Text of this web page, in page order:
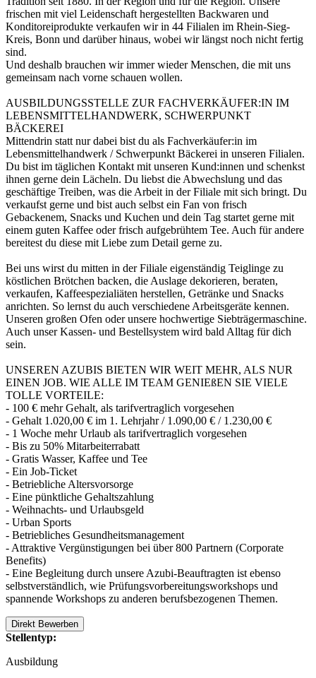
frischen mit viel Leidenschaft hergestellten Backwaren und
Konditoreiprodukte verkaufen wir in 44 Filialen im Rhein-Sieg-
Kreis, Bonn und darüber hinaus, wobei wir längst noch nicht fertig
sind.
Und deshalb brauchen wir immer wieder Menschen, die mit uns
gemeinsam nach vorne schauen wollen.
AUSBILDUNGSSTELLE ZUR FACHVERKÄUFER:IN IM
LEBENSMITTELHANDWERK, SCHWERPUNKT
BÄCKEREI
Mittendrin statt nur dabei bist du als Fachverkäufer:in im
Lebensmittelhandwerk / Schwerpunkt Bäckerei in unseren Filialen.
Du bist im täglichen Kontakt mit unseren Kund:innen und schenkst
ihnen gerne dein Lächeln. Du liebst die Abwechslung und das
geschäftige Treiben, was die Arbeit in der Filiale mit sich bringt. Du
verkaufst gerne und bist auch selbst ein Fan von frisch
Gebackenem, Snacks und Kuchen und dein Tag startet gerne mit
einem guten Kaffee oder frisch aufgebrühtem Tee. Auch für andere
bereitest du diese mit Liebe zum Detail gerne zu.
Bei uns wirst du mitten in der Filiale eigenständig Teiglinge zu
köstlichen Brötchen backen, die Auslage dekorieren, beraten,
verkaufen, Kaffeespezialiäten herstellen, Getränke und Snacks
anrichten. So lernst du auch verschiedene Arbeitsgeräte kennen.
Unseren großen Ofen oder unsere hochwertige Siebträgermaschine.
Auch unser Kassen- und Bestellsystem wird bald Alltag für dich
sein.
UNSEREN AZUBIS BIETEN WIR WEIT MEHR, ALS NUR
EINEN JOB. WIE ALLE IM TEAM GENIEßEN SIE VIELE
TOLLE VORTEILE:
- 100 € mehr Gehalt, als tarifvertraglich vorgesehen
- Gehalt 1.020,00 € im 1. Lehrjahr / 1.090,00 € / 1.230,00 €
- 1 Woche mehr Urlaub als tarifvertraglich vorgesehen
- Bis zu 50% Mitarbeiterrabatt
- Gratis Wasser, Kaffee und Tee
- Ein Job-Ticket
- Betriebliche Altersvorsorge
- Eine pünktliche Gehaltszahlung
- Weihnachts- und Urlaubsgeld
- Urban Sports
- Betriebliches Gesundheitsmanagement
- Attraktive Vergünstigungen bei über 800 Partnern (Corporate
Benefits)
- Eine Begleitung durch unsere Azubi-Beauftragten ist ebenso
selbstverständlich, wie Prüfungsvorbereitungsworkshops und
spannende Workshops zu anderen berufsbezogenen Themen.
Direkt Bewerben
Stellentyp:
Ausbildung